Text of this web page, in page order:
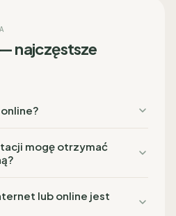
najczęstsze
mogę otrzymać
lub online jest